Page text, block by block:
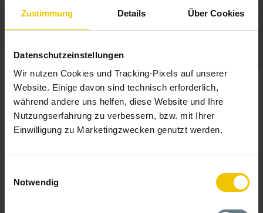
Zustimmung Details Über Cookies
Datenschutzeinstellungen
Wir nutzen Cookies und Tracking-Pixels auf unserer
Website. Einige davon sind technisch erforderlich,
während andere uns helfen, diese Website und Ihre
Nutzungserfahrung zu verbessern, bzw. mit Ihrer
Einwilligung zu Marketingzwecken genutzt werden.
Notwendig
Schwerpunkt: IT-Infrastruktur und
-Systeme